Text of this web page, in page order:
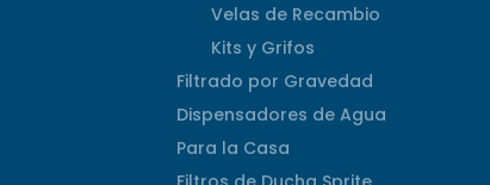
Velas de Recambio
Kits y Grifos
Filtrado por Gravedad
Dispensadores de Agua
Para la Casa